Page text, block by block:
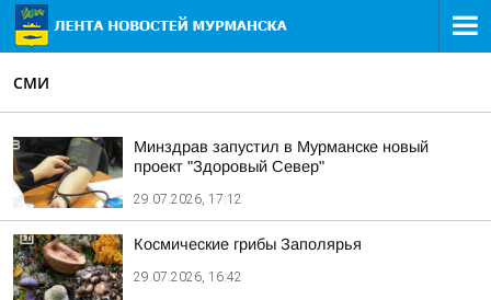
СМИ
Минздрав запустил в Мурманске новый
проект "Здоровый Север"
29.07.2026, 17:12
Космические грибы Заполярья
29.07.2026, 16:42